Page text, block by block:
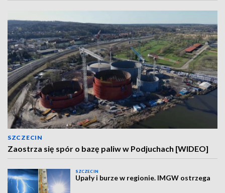
SZCZECIN
Zaostrza się spór o bazę paliw w Podjuchach [WIDEO]
SZCZECIN
Upały i burze w regionie. IMGW ostrzega